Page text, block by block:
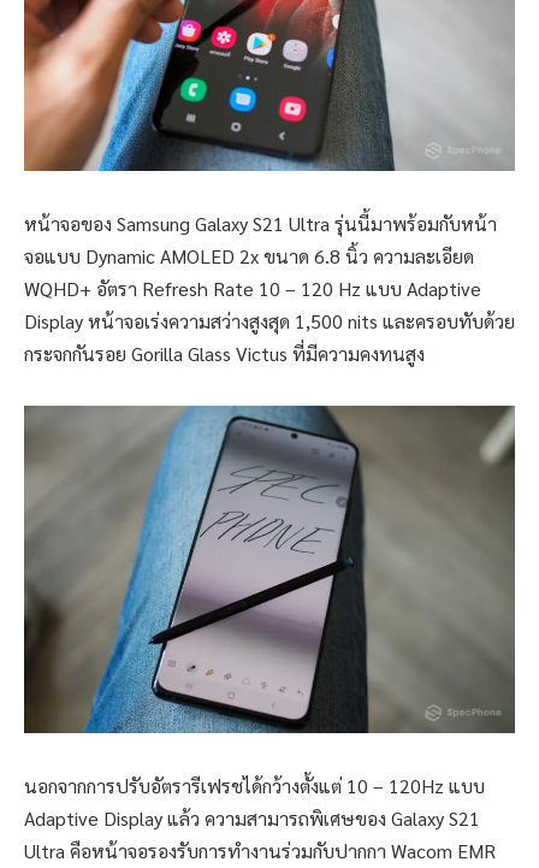
หน้าจอของ Samsung Galaxy S21 Ultra รุ่นนี้มาพร้อมกับหน้า
จอแบบ Dynamic AMOLED 2x ขนาด 6.8 นิ้ว ความละเอียด
WQHD+ อัตรา Refresh Rate 10 – 120 Hz แบบ Adaptive
Display หน้าจอเร่งความสว่างสูงสุด 1,500 nits และครอบทับด้วย
กระจกกันรอย Gorilla Glass Victus ที่มีความคงทนสูง
นอกจากการปรับอัตรารีเฟรชได้กว้างตั้งแต่ 10 – 120Hz แบบ
Adaptive Display แล้ว ความสามารถพิเศษของ Galaxy S21
Ultra คือหน้าจอรองรับการทำงานร่วมกับปากกา Wacom EMR